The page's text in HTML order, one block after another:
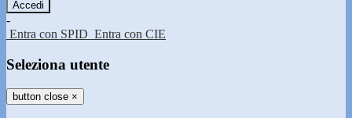
-
Entra con SPID Entra con CIE
Seleziona utente
button close ×